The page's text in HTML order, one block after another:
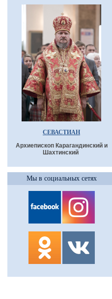
СЕВАСТИАН
Архиепископ Карагандинский и
Шахтинский
Мы в социальных сетях